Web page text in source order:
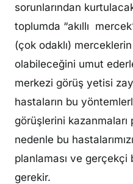
sorunlarından
toplumda “akıllı
(çok odaklı)
olabileceğini umut
merkezi görüş yetisi
hastaların bu
görüşlerini
nedenle bu
planlaması ve gerçekçi
gerekir.